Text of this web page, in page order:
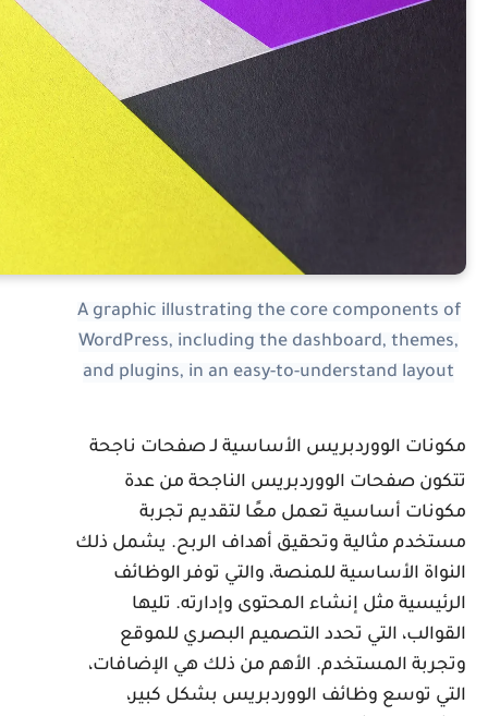
A graphic illustrating the core components of
WordPress, including the dashboard, themes,
and plugins, in an easy-to-understand layout
الووردبريس الأساسية لـ صفحات ناجحة
صفحات الووردبريس الناجحة من عدة
أساسية تعمل معًا لتقديم تجربة
مثالية وتحقيق أهداف الربح. يشمل ذلك
الأساسية للمنصة، والتي توفر الوظائف
مثل إنشاء المحتوى وإدارته. تليها
التي تحدد التصميم البصري للموقع
المستخدم. الأهم من ذلك هي الإضافات،
توسع وظائف الووردبريس بشكل كبير،